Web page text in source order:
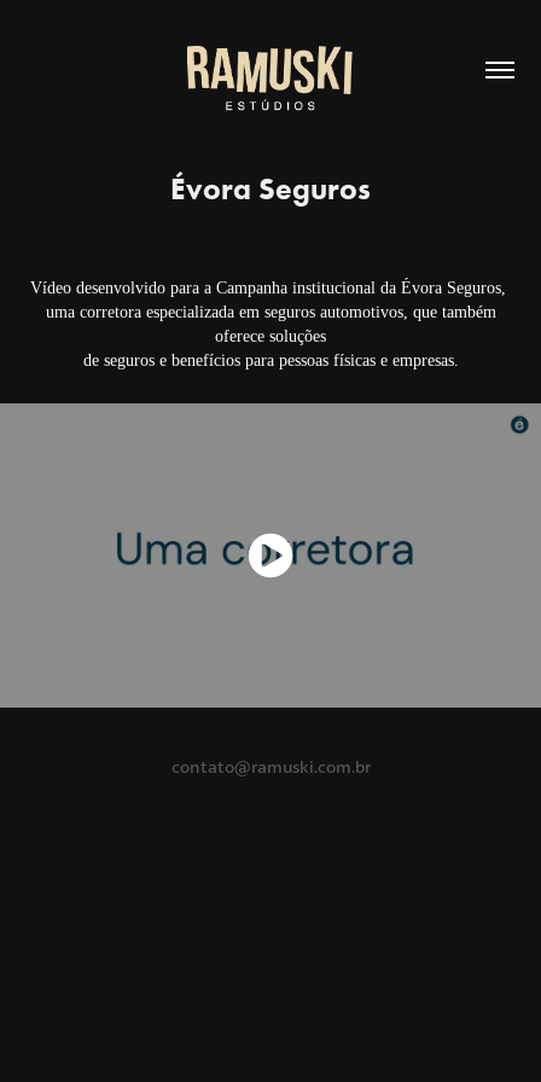
Évora Seguros
Vídeo desenvolvido para a Campanha institucional da Évora Seguros,
uma corretora especializada em seguros automotivos, que também
oferece soluções
de seguros e benefícios para pessoas físicas e empresas.
contato@ramuski.com.br